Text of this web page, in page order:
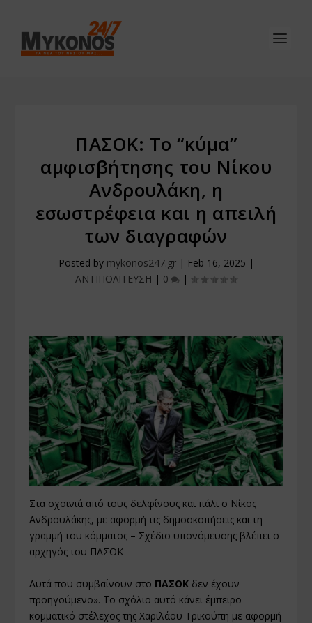
ΠΑΣΟΚ: Το “κύμα”
αμφισβήτησης του Νίκου
Ανδρουλάκη, η
εσωστρέφεια και η απειλή
των διαγραφών
Posted by mykonos247.gr| Feb 16, 2025 |
ΑΝΤΙΠΟΛΙΤΕΥΣΗ | 0 |
Στα σχοινιά από τους δελφίνους και πάλι ο Νίκος
Ανδρουλάκης, με αφορμή τις δημοσκοπήσεις και τη
γραμμή του κόμματος – Σχέδιο υπονόμευσης βλέπει ο
αρχηγός του ΠΑΣΟΚ
Αυτά που συµβαίνουν στο ΠΑΣΟΚ δεν έχουν
προηγούµενο». Το σχόλιο αυτό κάνει έµπειρο
κοµµατικό στέλεχος της Χαριλάου Τρικούπη µε αφορµή